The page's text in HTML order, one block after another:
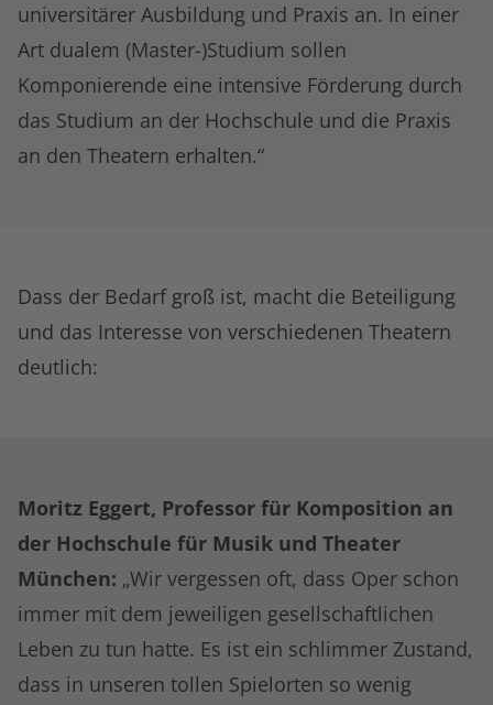
universitärer Ausbildung und Praxis an. In einer
Art dualem (Master-)Studium sollen
Komponierende eine intensive Förderung durch
das Studium an der Hochschule und die Praxis
an den Theatern erhalten.“
Dass der Bedarf groß ist, macht die Beteiligung
und das Interesse von verschiedenen Theatern
deutlich:
Moritz Eggert, Professor für Komposition an
der Hochschule für Musik und Theater
München: „Wir vergessen oft, dass Oper schon
immer mit dem jeweiligen gesellschaftlichen
Leben zu tun hatte. Es ist ein schlimmer Zustand,
dass in unseren tollen Spielorten so wenig